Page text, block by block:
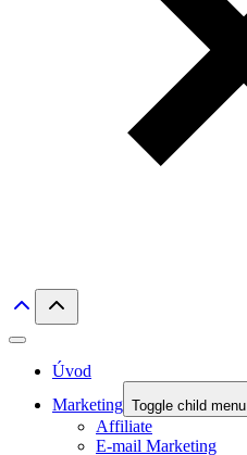
Úvod
Marketing Toggle child menu
Affiliate
E-mail Marketing